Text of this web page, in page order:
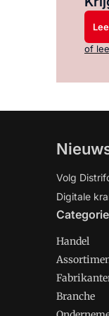
of
Volg
Digitale
Categorie
Handel
Branche